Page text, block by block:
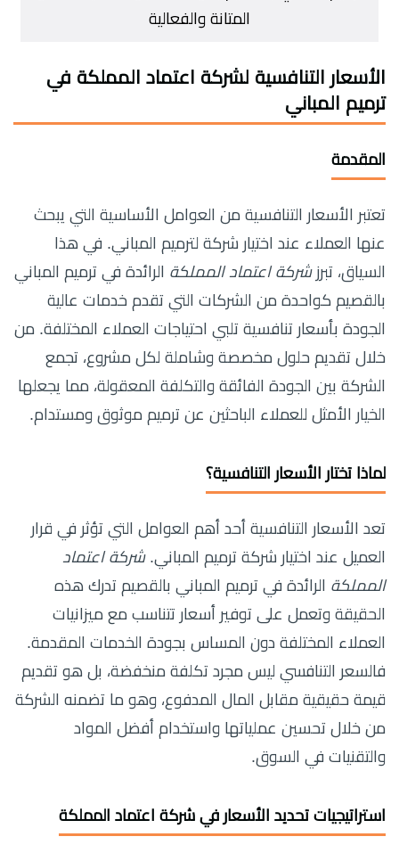
المتانة والفعالية
الأسعار التنافسية لشركة اعتماد المملكة في
ترميم المباني
المقدمة
تعتبر الأسعار التنافسية من العوامل الأساسية التي يبحث
عنها العملاء عند اختيار شركة لترميم المباني. في هذا
السياق، تبرزشركة اعتماد المملكة الرائدة في ترميم المباني
بالقصيم كواحدة من الشركات التي تقدم خدمات عالية
الجودة بأسعار تنافسية تلبي احتياجات العملاء المختلفة. من
خلال تقديم حلول مخصصة وشاملة لكل مشروع، تجمع
الشركة بين الجودة الفائقة والتكلفة المعقولة، مما يجعلها
الخيار الأمثل للعملاء الباحثين عن ترميم موثوق ومستدام.
لماذا تختار الأسعار التنافسية؟
تعد الأسعار التنافسية أحد أهم العوامل التي تؤثر في قرار
العميل عند اختيار شركة ترميم المباني.شركة اعتماد
المملكة الرائدة في ترميم المباني بالقصيم تدرك هذه
الحقيقة وتعمل على توفير أسعار تتناسب مع ميزانيات
العملاء المختلفة دون المساس بجودة الخدمات المقدمة.
فالسعر التنافسي ليس مجرد تكلفة منخفضة، بل هو تقديم
قيمة حقيقية مقابل المال المدفوع، وهو ما تضمنه الشركة
من خلال تحسين عملياتها واستخدام أفضل المواد
والتقنيات في السوق.
استراتيجيات تحديد الأسعار في شركة اعتماد المملكة